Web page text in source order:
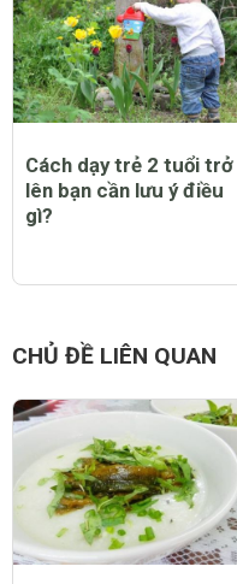
Cách dạy trẻ 2 tuổi trở
lên bạn cần lưu ý điều
gì?
CHỦ ĐỀ LIÊN QUAN